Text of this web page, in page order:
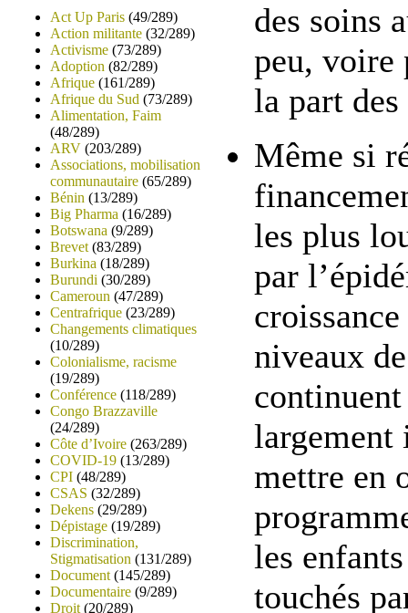
Act Up Paris (49/289)
Action militante (32/289)
Activisme (73/289)
Adoption (82/289)
Afrique (161/289)
Afrique du Sud (73/289)
Alimentation, Faim
(48/289)
ARV (203/289)
Associations, mobilisation
communautaire (65/289)
Bénin (13/289)
Big Pharma (16/289)
Botswana (9/289)
Brevet (83/289)
Burkina (18/289)
Burundi (30/289)
Cameroun (47/289)
Centrafrique (23/289)
Changements climatiques
(10/289)
Colonialisme, racisme
(19/289)
Conférence (118/289)
Congo Brazzaville
(24/289)
Côte d’Ivoire (263/289)
COVID-19 (13/289)
CPI (48/289)
CSAS (32/289)
Dekens (29/289)
Dépistage (19/289)
Discrimination,
Stigmatisation (131/289)
Document (145/289)
Documentaire (9/289)
Droit (20/289)
des soins
peu, voire
la part
Même si
les plus
par
niveaux
continuent
largement
mettre en
les
touchés